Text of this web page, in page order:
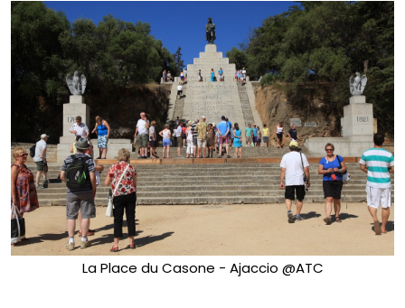
La Place du Casone - Ajaccio @ATC